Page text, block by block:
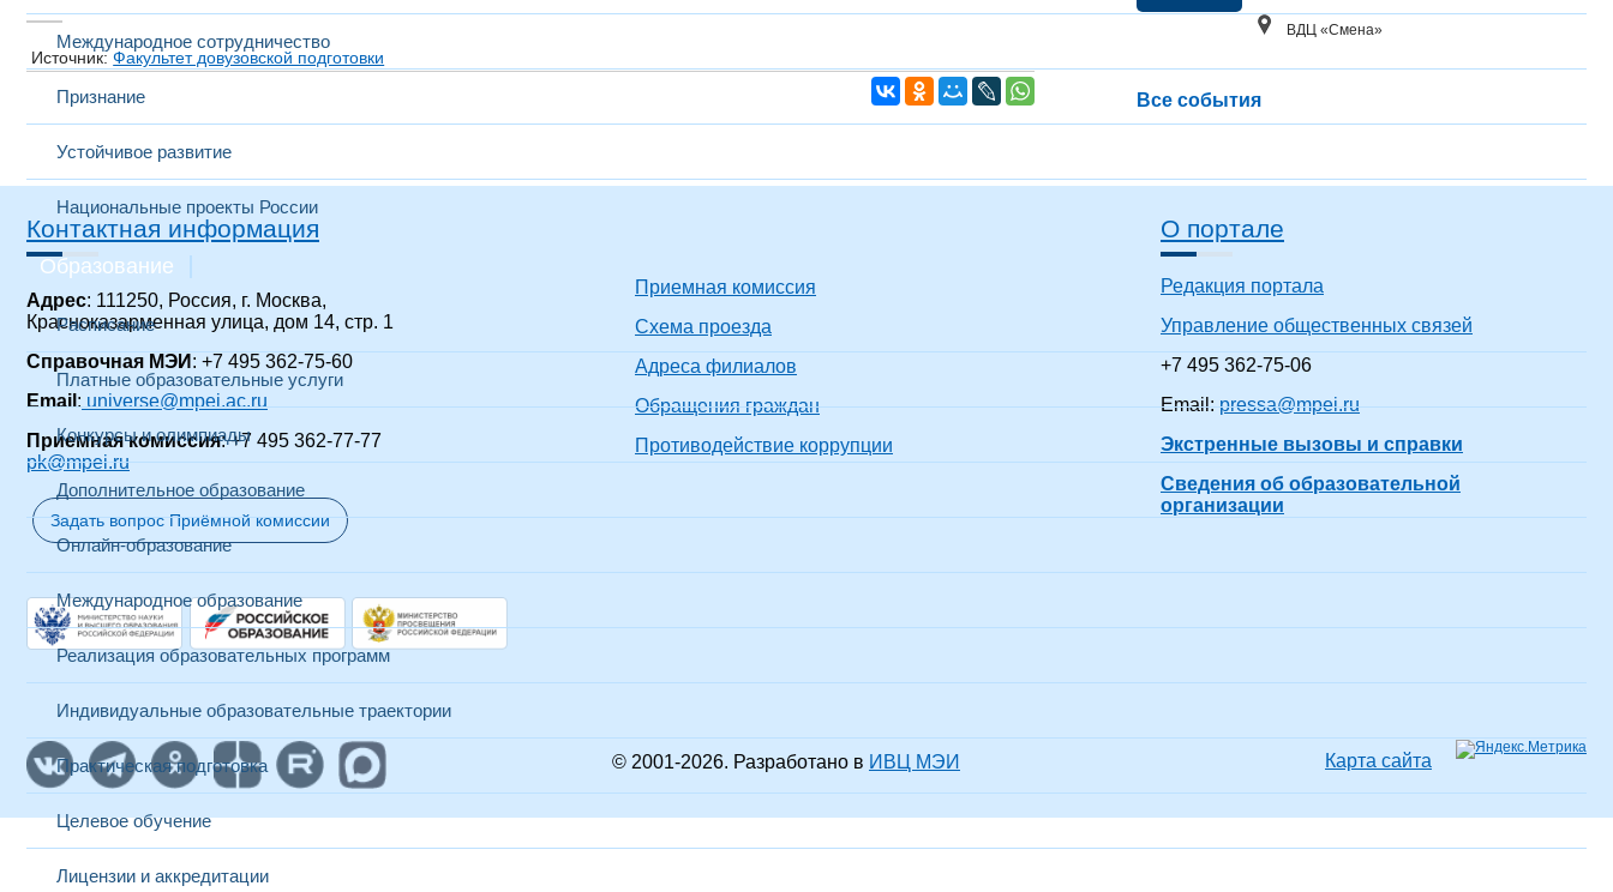
Международное сотрудничество
Признание
Устойчивое развитие
Национальные проекты России
Образование
Расписание
Платные образовательные услуги
Конкурсы и олимпиады
Дополнительное образование
Онлайн-образование
Международное образование
Реализация образовательных программ
Индивидуальные образовательные траектории
Практическая подготовка
Целевое обучение
Лицензии и аккредитации
Источник:Факультет довузовской подготовки
ВДЦ «Смена»
Все события
Контактная информация
Адрес: 111250, Россия, г. Москва,
Красноказарменная улица, дом 14, стр. 1
Справочная МЭИ : +7 495 362-75-60
Email : universe@mpei.ac.ru
Приемная комиссия: +7 495 362-77-77
pk@mpei.ru
Задать вопрос Приёмной комиссии
Приемная комиссия
Схема проезда
Адреса филиалов
Обращения граждан
Противодействие коррупции
О портале
Редакция портала
Управление общественных связей
+7 495 362-75-06
Email: pressa@mpei.ru
Экстренные вызовы и справки
Сведения об образовательной
организации
© 2001-2026. Разработано в ИВЦ МЭИ Карта сайта